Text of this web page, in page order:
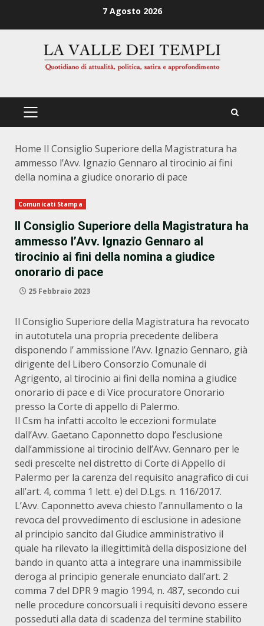
7 Agosto 2026
PRIMÄRES
Home Il Consiglio Superiore della Magistratura ha
ammesso l’Avv. Ignazio Gennaro al tirocinio ai fini
della nomina a giudice onorario di pace
Comunicati Stampa
Il Consiglio Superiore della Magistratura ha
ammesso l’Avv. Ignazio Gennaro al
tirocinio ai fini della nomina a giudice
onorario di pace
25 Febbraio 2023
Il Consiglio Superiore della Magistratura ha revocato
in autotutela una propria precedente delibera
disponendo l’ ammissione l’Avv. Ignazio Gennaro, già
dirigente del Libero Consorzio Comunale di
Agrigento, al tirocinio ai fini della nomina a giudice
onorario di pace e di Vice procuratore Onorario
presso la Corte di appello di Palermo.
Il Csm ha infatti accolto le eccezioni formulate
dall’Avv. Gaetano Caponnetto dopo l’esclusione
dall’ammissione al tirocinio dell’Avv. Gennaro per le
sedi prescelte nel distretto di Corte di Appello di
Palermo per la carenza del requisito anagrafico di cui
all’art. 4, comma 1 lett. e) del D.Lgs. n. 116/2017.
L’Avv. Caponnetto aveva chiesto l’annullamento o la
revoca del provvedimento di esclusione in adesione
al principio sancito dal Giudice amministrativo il
quale ha rilevato la illegittimità della disposizione del
bando in quanto atta a integrare una inammissibile
deroga al principio generale enunciato dall’art. 2
comma 7 del DPR 9 magio 1994, n. 487, secondo cui
nelle procedure concorsuali i requisiti devono essere
posseduti alla data di scadenza del termine stabilito